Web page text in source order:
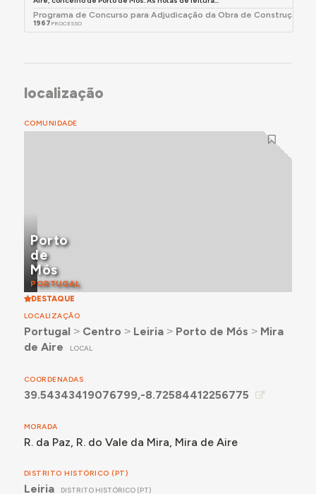
Programa de Concurso para Adjudicação da Obra de Construção
1967 PROCESSO
localização
COMUNIDADE
Porto
de
Mós
PORTUGAL
DESTAQUE
LOCALIZAÇÃO
Portugal ˃ Centro ˃ Leiria˃ Porto de Mós ˃ Mira
de Aire
LOCAL
COORDENADAS
39.54343419076799,-8.72584412256775
MORADA
R. da Paz, R. do Vale da Mira, Mira de Aire
DISTRITO HISTÓRICO (PT)
Leiria DISTRITO HISTÓRICO (PT)